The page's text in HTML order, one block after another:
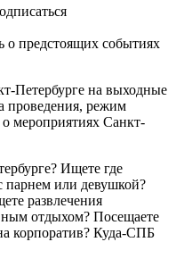
о предстоящих событиях
Петербурге на выходные
проведения, режим
мероприятиях Санкт-
Ищете где
парнем или девушкой?
развлечения
отдыхом? Посещаете
корпоратив? Куда-СПБ